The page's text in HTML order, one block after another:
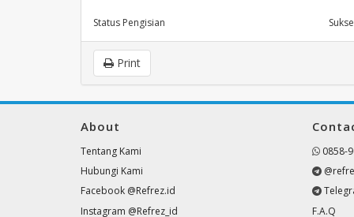
Status Pengisian
Print
About
Tentang Kami
Hubungi Kami
Facebook @Refrez.id
Instagram @Refrez_id
0858-
F.A.Q